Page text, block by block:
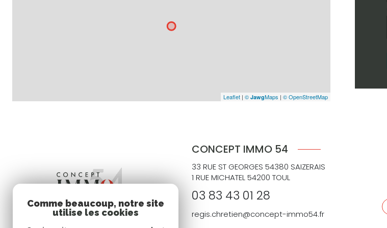
Leaflet | © JawgMaps | © OpenStreetMap
CONCEPT IMMO 54
33 RUE ST GEORGES 54380 SAIZERAIS
1 RUE MICHATEL 54200 TOUL
03 83 43 01 28
regis.chretien@concept-immo54.fr
Comme beaucoup, notre site
utilise les cookies